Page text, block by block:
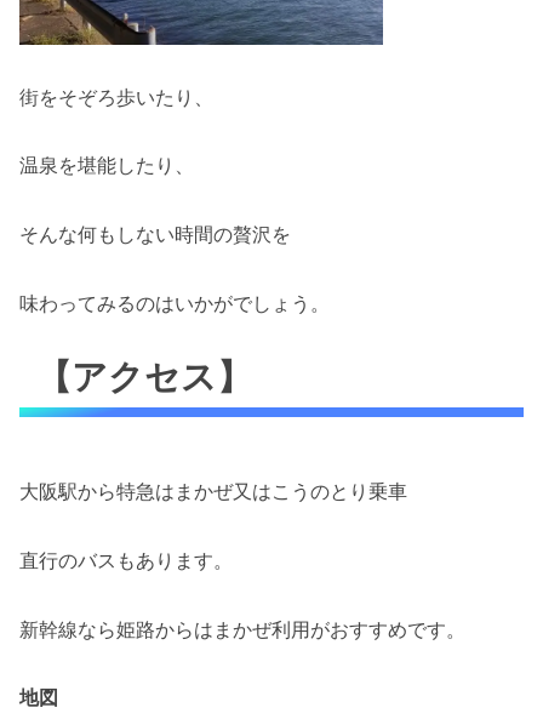
街をそぞろ歩いたり、
温泉を堪能したり、
そんな何もしない時間の贅沢を
味わってみるのはいかがでしょう。
【アクセス】
大阪駅から特急はまかぜ又はこうのとり乗車
直行のバスもあります。
新幹線なら姫路からはまかぜ利用がおすすめです。
地図